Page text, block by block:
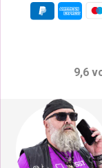
9,6